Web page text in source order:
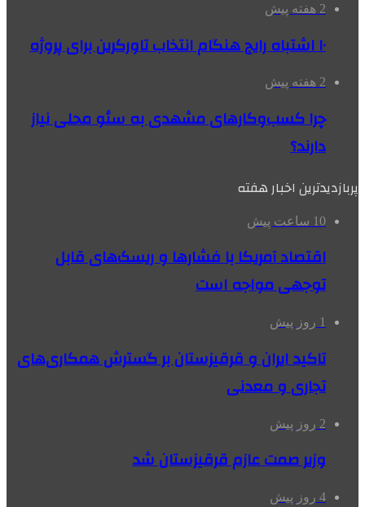
2 هفته پیش
۱۰ اشتباه رایج هنگام انتخاب تاورکرین برای پروژه
2 هفته پیش
چرا کسب‌وکارهای مشهدی به سئو محلی نیاز
دارند؟
پربازدیدترین اخبار هفته
10 ساعت پیش
اقتصاد آمریکا با فشارها و ریسک‌های قابل
توجهی مواجه است
1 روز پیش
تاکید ایران و قرقیزستان بر گسترش همکاری‌های
تجاری و معدنی
2 روز پیش
وزیر صمت عازم قرقیزستان شد
4 روز پیش